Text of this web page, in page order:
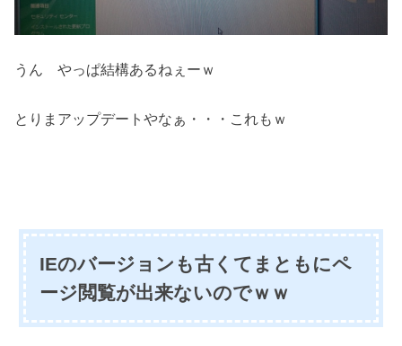
うん やっぱ結構あるねぇーｗ
とりまアップデートやなぁ・・・これもｗ
IEのバージョンも古くてまともにペ
ージ閲覧が出来ないのでｗｗ